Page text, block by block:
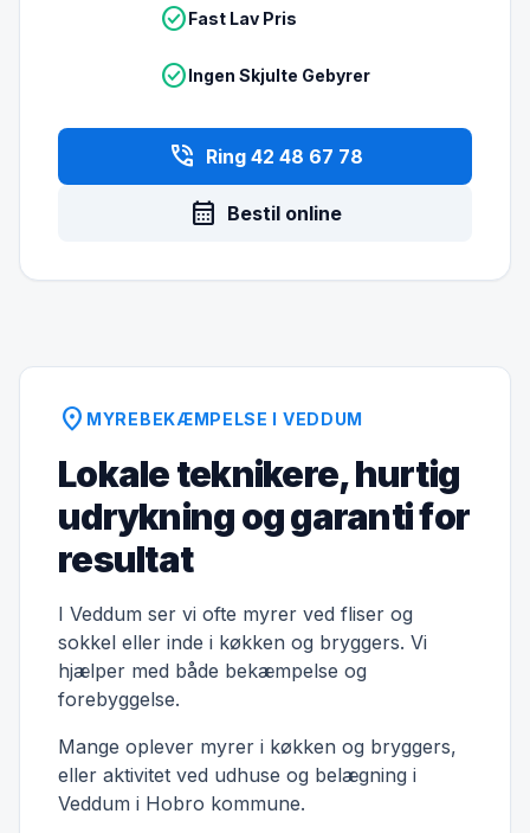
check_circleFast Lav Pris
check_circleIngen Skjulte Gebyrer
phone_in_talk Ring 42 48 67 78
calendar_month Bestil online
location_on MYREBEKÆMPELSE I VEDDUM
Lokale teknikere, hurtig
udrykning og garanti for
resultat
I Veddum ser vi ofte myrer ved fliser og
sokkel eller inde i køkken og bryggers. Vi
hjælper med både bekæmpelse og
forebyggelse.
Mange oplever myrer i køkken og bryggers,
eller aktivitet ved udhuse og belægning i
Veddum i Hobro kommune.